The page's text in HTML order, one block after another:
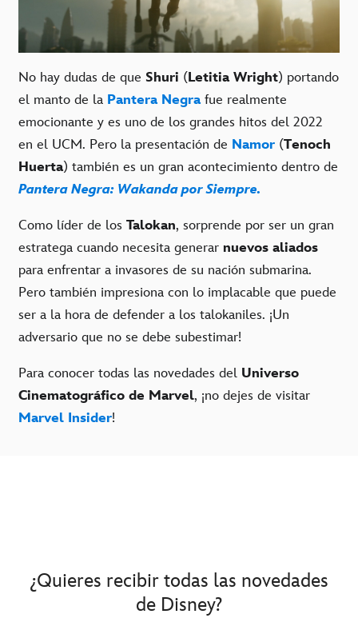
No hay dudas de que Shuri (Letitia Wright) portando
el manto de la Pantera Negra fue realmente
emocionante y es uno de los grandes hitos del 2022
en el UCM. Pero la presentación de Namor (Tenoch
Huerta) también es un gran acontecimiento dentro de
Pantera Negra: Wakanda por Siempre.
Como líder de los Talokan, sorprende por ser un gran
estratega cuando necesita generar nuevos aliados
para enfrentar a invasores de su nación submarina.
Pero también impresiona con lo implacable que puede
ser a la hora de defender a los talokaniles. ¡Un
adversario que no se debe subestimar!
Para conocer todas las novedades del Universo
Cinematográfico de Marvel, ¡no dejes de visitar
Marvel Insider!
¿Quieres recibir todas las novedades
de Disney?